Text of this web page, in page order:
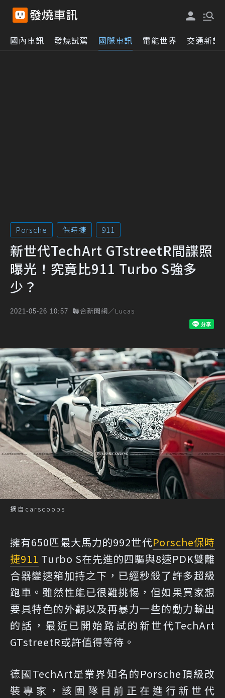
國內車訊 發燒試駕 國際車訊 電能世界 交通新訊
Porsche 保時捷 911
新世代TechArt GTstreetR間諜照
曝光！究竟比911 Turbo S強多
少？
2021-05-26 10:57 聯合新聞網／Lucas
摘自carscoops
擁有650匹最大馬力的992世代Porsche保時
捷911 Turbo S在先進的四驅與8速PDK雙離
合器變速箱加持之下，已經秒殺了許多超級
跑車。雖然性能已很難挑惕，但如果買家想
要具特色的外觀以及再暴力一些的動力輸出
的話，最近已開始路試的新世代TechArt
GTstreetR或許值得等待。
德國TechArt是業界知名的Porsche頂級改
裝專家，該團隊目前正在進行新世代